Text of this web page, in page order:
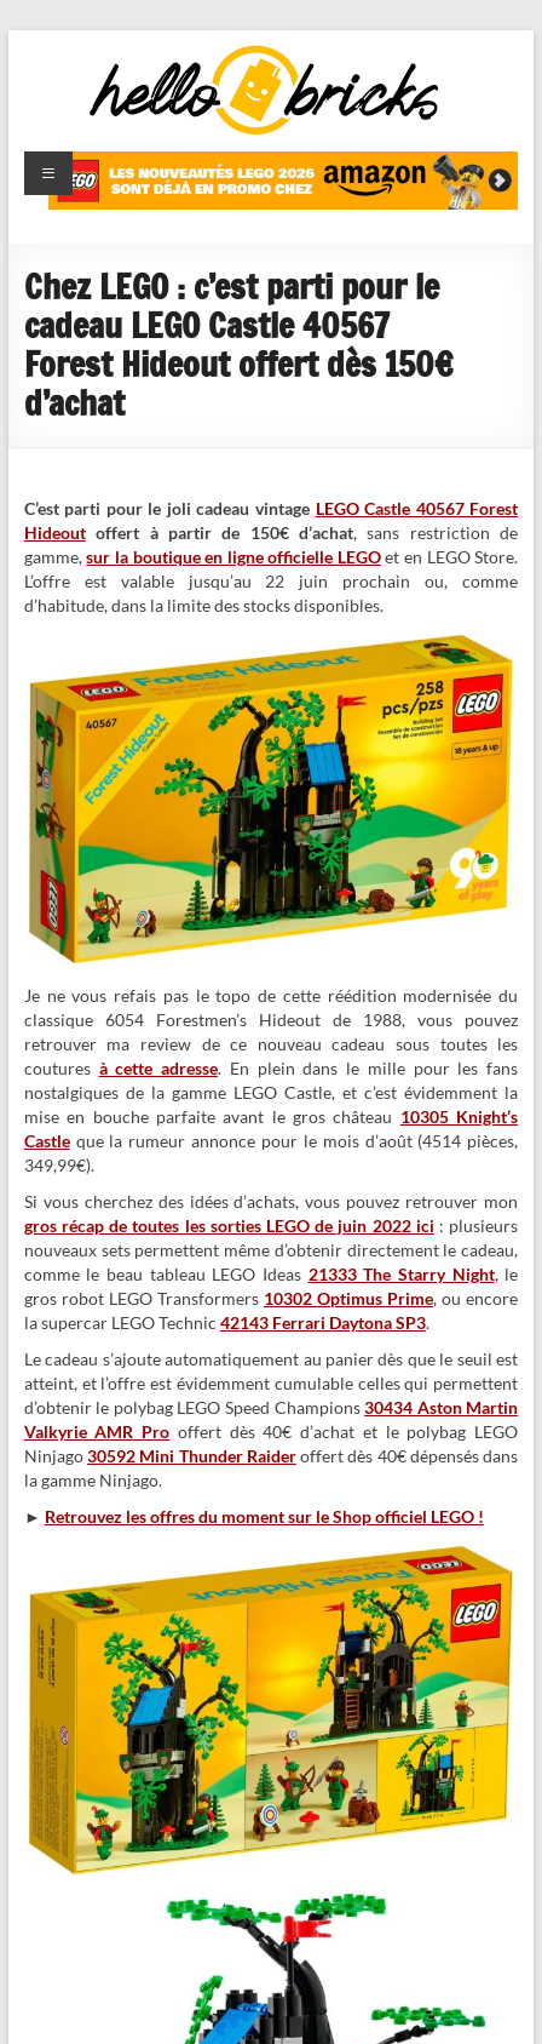
HelloBricks
Blog LEGO,
nouveaut�s
reviews
Chez LEGO : c’est parti pour le
cadeau LEGO Castle 40567
Forest Hideout offert dès 150€
d’achat
C’est parti pour le joli cadeau vintage LEGO Castle 40567 Forest
Hideoutoffert à partir de 150€ d’achat, sans restriction de
gamme,sur la boutique en ligne officielle LEGOet en LEGO Store.
L’offre est valable jusqu’au 22 juin prochain ou, comme
d’habitude, dans la limite des stocks disponibles.
Je ne vous refais pas le topo de cette réédition modernisée du
classique 6054 Forestmen’s Hideout de 1988, vous pouvez
retrouver ma review de ce nouveau cadeau sous toutes les
coutures à cette adresse. En plein dans le mille pour les fans
nostalgiques de la gamme LEGO Castle, et c’est évidemment la
mise en bouche parfaite avant le gros château 10305 Knight’s
Castleque la rumeur annonce pour le mois d’août (4514 pièces,
349,99€).
Si vous cherchez des idées d’achats, vous pouvez retrouver mon
gros récap de toutes les sorties LEGO de juin 2022 ici : plusieurs
nouveaux sets permettent même d’obtenir directement le cadeau,
comme le beau tableau LEGO Ideas 21333 The Starry Night, le
gros robot LEGO Transformers 10302 Optimus Prime, ou encore
la supercar LEGO Technic 42143 Ferrari Daytona SP3.
Le cadeau s’ajoute automatiquement au panier dès que le seuil est
atteint, et l’offre est évidemment cumulable celles qui permettent
d’obtenir le polybag LEGO Speed Champions30434 Aston Martin
Valkyrie AMR Pro offert dès 40€ d’achat et le polybag LEGO
Ninjago30592 Mini Thunder Raideroffert dès 40€ dépensés dans
la gamme Ninjago.
► Retrouvez les offres du moment sur le Shop officiel LEGO !